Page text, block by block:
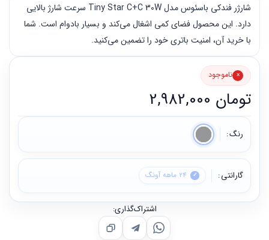
شارژر فندکی باسئوس مدل Tiny Star C+C 30W سرعت شارژ بالایی
دارد. این محصول فضای کمی اشغال می‌کند و بسیار بادوام است. شما
با خرید آن، امنیت باتری خود را تضمین می‌کنید.
تومان
ناموجود
رنگ
گارانتی 24 ماهه آونگ
اشتراک‌گذاری: